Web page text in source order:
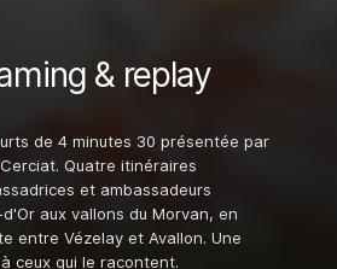
& replay
de 4 minutes 30 présentée par
Quatre itinéraires
et ambassadeurs
aux vallons du Morvan, en
entre Vézelay et Avallon. Une
ceux qui le racontent.